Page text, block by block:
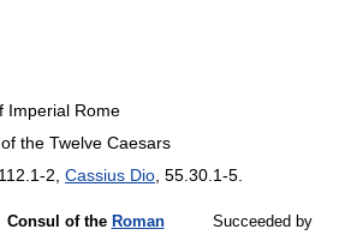
Imperial Rome
the Twelve Caesars
2, Cassius Dio, 55.30.1-5.
Consul of the Roman
Succeeded by